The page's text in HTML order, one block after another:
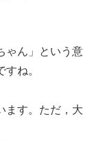
ゃん」という意
ね。
ます。ただ，大